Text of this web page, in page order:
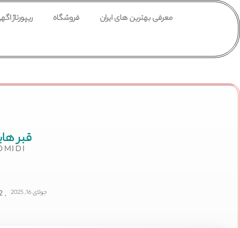
معرفی بهترین های ایران فروشگاه ریپورتاژ
قبر
جولای 16, 2025